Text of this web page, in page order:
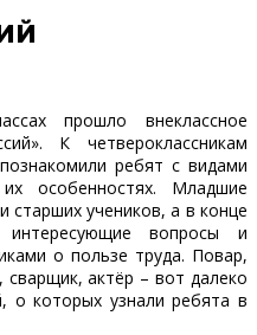
прошло внеклассное
К четвероклассникам
ребят с видами
особенностях. Младшие
старших учеников, а в конце
интересующие вопросы и
о пользе труда. Повар,
актёр – вот далеко
о которых узнали ребята в